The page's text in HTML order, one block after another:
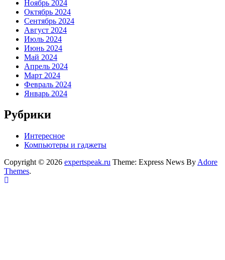
Ноябрь 2024
Октябрь 2024
Сентябрь 2024
Август 2024
Июль 2024
Июнь 2024
Май 2024
Апрель 2024
Март 2024
Февраль 2024
Январь 2024
Рубрики
Интересное
Компьютеры и гаджеты
Copyright © 2026 expertspeak.ru Theme: Express News By Adore
Themes.